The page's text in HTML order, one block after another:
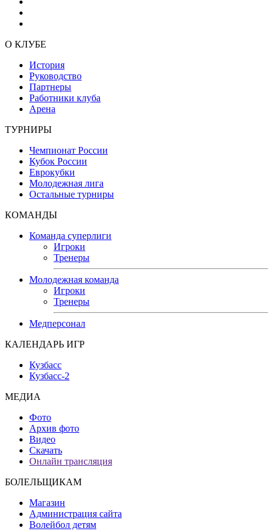
О КЛУБЕ
История
Руководство
Партнеры
Работники клуба
Арена
ТУРНИРЫ
Чемпионат России
Кубок России
Еврокубки
Молодежная лига
Остальные турниры
КОМАНДЫ
Команда суперлиги
Игроки
Тренеры
Молодежная команда
Игроки
Тренеры
Медперсонал
КАЛЕНДАРЬ ИГР
Кузбасс
Кузбасс-2
МЕДИА
Фото
Архив фото
Видео
Скачать
Онлайн трансляция
БОЛЕЛЬЩИКАМ
Магазин
Администрация сайта
Волейбол детям